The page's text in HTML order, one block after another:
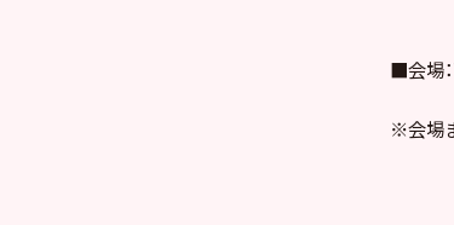
■会場
※会場